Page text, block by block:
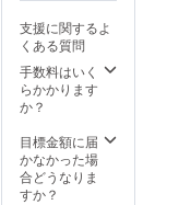
※2026
年3月末
までの
期間
で、日
をさせ
ていた
だきま
す。 ※
要」と
ご記入
くださ
い。 ⑤
農園の
＆プロ
グラム
体験会
（希望
支援に関するよ
くある質問
手数料はいく
らかかります
か？
目標金額に届
かなかった場
合どうなりま
すか？